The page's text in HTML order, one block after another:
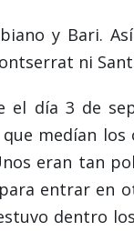
y Bari.
ni
el día 3 de
medían
eran tan
entrar en
dentro